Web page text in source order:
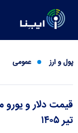
پول و ارز عمومی
تیر ۱۴۰۵